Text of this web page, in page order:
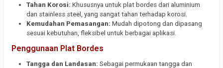
Tahan Korosi: Khususnya untuk plat bordes dari aluminium
dan stainless steel, yang sangat tahan terhadap korosi.
Kemudahan Pemasangan: Mudah dipotong dan dipasang
sesuai kebutuhan, fleksibel untuk berbagai aplikasi.
Penggunaan Plat Bordes
Tangga dan Landasan: Sebagai permukaan tangga dan